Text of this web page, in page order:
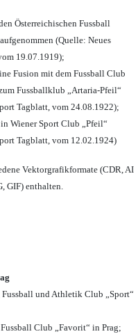
Österreichischen Fussball
(Quelle: Neues
19.07.1919);
Fusion mit dem Fussball Club
Fussballklub „Artaria-Pfeil“
Tagblatt, vom 24.08.1922);
Wiener Sport Club „Pfeil“
Tagblatt, vom 12.02.1924)
Vektorgrafikformate (CDR, AI
GIF) enthalten.
und Athletik Club „Sport“
Club „Favorit“ in Prag;